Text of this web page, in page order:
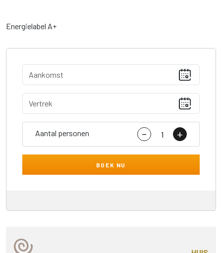
Energielabel A+
Aantal personen - +
BOEK NU